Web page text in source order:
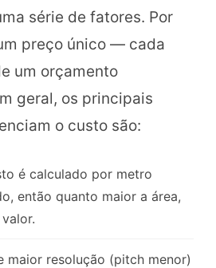
série de fatores. Por
preço único — cada
um orçamento
geral, os principais
o custo são:
é calculado por metro
então quanto maior a área,
maior resolução (pitch menor)